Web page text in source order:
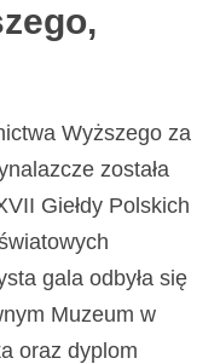
Wyższego za
została
Giełdy Polskich
gala odbyła się
Muzeum w
oraz dyplom